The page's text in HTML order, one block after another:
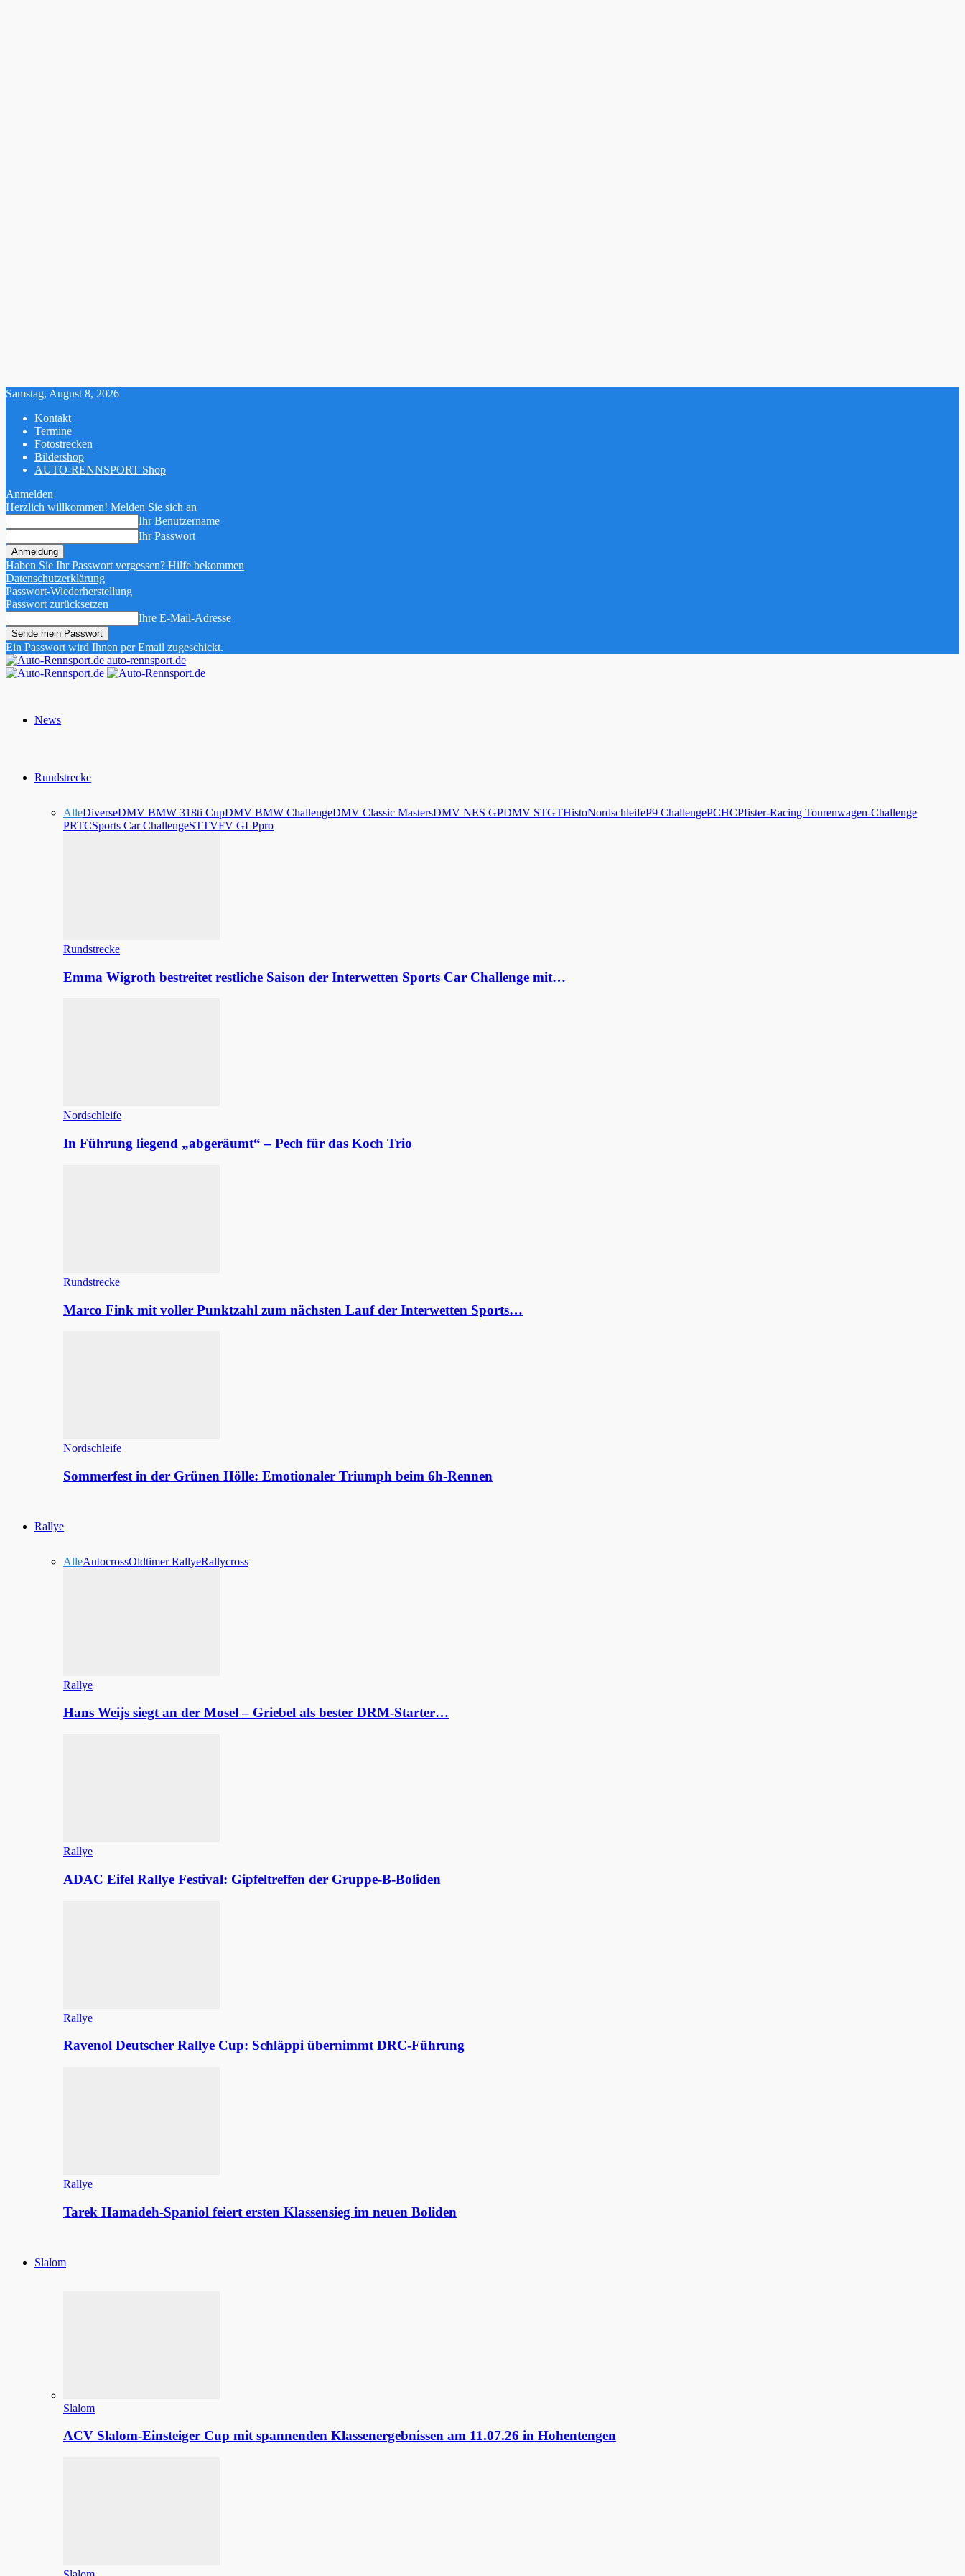
Samstag, August 8, 2026
Kontakt
Termine
Fotostrecken
Bildershop
AUTO-RENNSPORT Shop
Anmelden
Herzlich willkommen! Melden Sie sich an
Ihr Benutzername
Ihr Passwort
Haben Sie Ihr Passwort vergessen? Hilfe bekommen
Datenschutzerklärung
Passwort-Wiederherstellung
Passwort zurücksetzen
Ihre E-Mail-Adresse
Ein Passwort wird Ihnen per Email zugeschickt.
auto-rennsport.de
News
Rundstrecke
AlleDiverseDMV BMW 318ti CupDMV BMW ChallengeDMV Classic MastersDMV NES GPDMV STGTHistoNordschleifeP9 ChallengePCHCPfister-Racing Tourenwagen-Challenge
PRTCSports Car ChallengeSTTVFV GLPpro
Rundstrecke
Emma Wigroth bestreitet restliche Saison der Interwetten Sports Car Challenge mit…
Nordschleife
In Führung liegend „abgeräumt“ – Pech für das Koch Trio
Rundstrecke
Marco Fink mit voller Punktzahl zum nächsten Lauf der Interwetten Sports…
Nordschleife
Sommerfest in der Grünen Hölle: Emotionaler Triumph beim 6h-Rennen
Rallye
AlleAutocrossOldtimer RallyeRallycross
Rallye
Hans Weijs siegt an der Mosel – Griebel als bester DRM-Starter…
Rallye
ADAC Eifel Rallye Festival: Gipfeltreffen der Gruppe-B-Boliden
Rallye
Ravenol Deutscher Rallye Cup: Schläppi übernimmt DRC-Führung
Rallye
Tarek Hamadeh-Spaniol feiert ersten Klassensieg im neuen Boliden
Slalom
Slalom
ACV Slalom-Einsteiger Cup mit spannenden Klassenergebnissen am 11.07.26 in Hohentengen